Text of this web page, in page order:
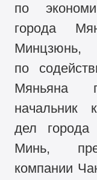
по
города
Минцзюнь,
по
Мяньяна
начальник
дел
Минь,
компании